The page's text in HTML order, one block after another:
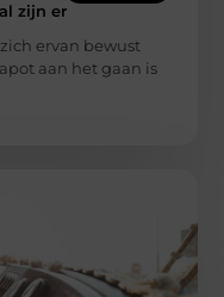
zijn er
ervan bewust
aan het gaan is